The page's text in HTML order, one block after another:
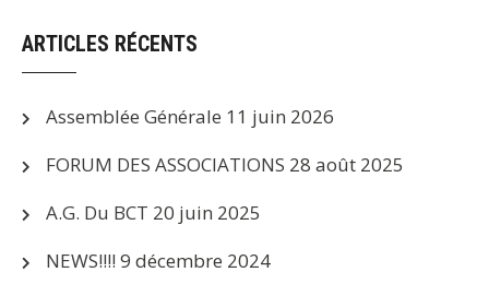
ARTICLES RÉCENTS
Assemblée Générale 11 juin 2026
FORUM DES ASSOCIATIONS 28 août 2025
A.G. Du BCT 20 juin 2025
NEWS!!!! 9 décembre 2024